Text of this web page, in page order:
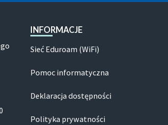
INFORMACJE
Sieć Eduroam (WiFi)
Pomoc informatyczna
Deklaracja dostępności
Polityka prywatności